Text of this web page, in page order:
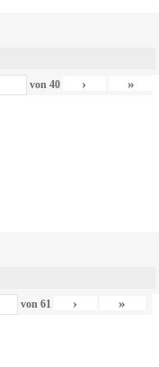
von 40 › »
von 61 › »